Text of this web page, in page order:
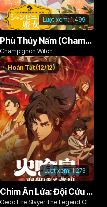
Lượt xem:1.499
Phù Thủy Nấm (Champignon no Majo)
Champignon Witch
Lượt xem:1.273
Hoàn Tất (12/12)
Chim Ăn Lửa: Đội Cứu Hỏa Rách Rưới Vùng Ushu
Oedo Fire Slayer The Legend Of